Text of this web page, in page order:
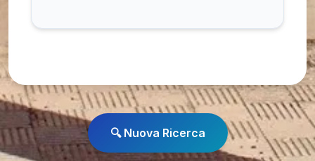
🔍 Nuova Ricerca